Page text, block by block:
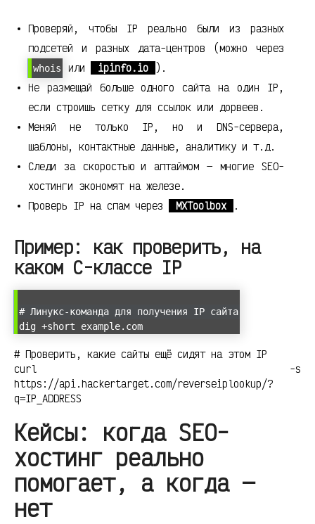
Проверяй, чтобы IP реально были из разных
подсетей и разных дата-центров (можно через
whois или ipinfo.io
).
Не размещай больше одного сайта на один IP,
если строишь сетку для ссылок или дорвеев.
Меняй не только IP, но и DNS-сервера,
шаблоны, контактные данные, аналитику и т.д.
Следи за скоростью и аптаймом — многие SEO-
хостинги экономят на железе.
Проверь IP на спам через
MXToolbox .
Пример: как проверить, на
каком C-классе IP
# Линукс-команда для получения IP сайта
dig +short example.com
# Проверить, какие сайты ещё сидят на этом IP
curl -s
https://api.hackertarget.com/reverseiplookup/?
q=IP_ADDRESS
Кейсы: когда SEO-
хостинг реально
помогает, а когда —
нет